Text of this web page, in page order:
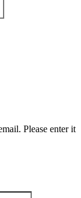
Please enter it